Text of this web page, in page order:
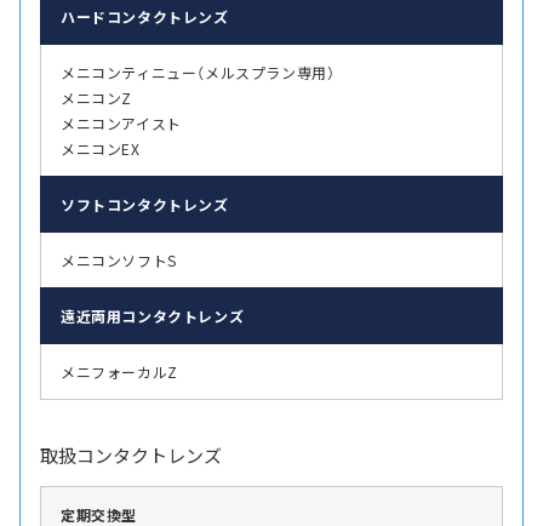
ハード コンタクトレンズ
メニコンティニュー（メルスプラン専用）
メニコンZ
メニコンアイスト
メニコンEX
ソフト コンタクトレンズ
メニコンソフトS
遠近両用コンタクトレンズ
メニフォーカルZ
取扱コンタクトレンズ
定期交換型